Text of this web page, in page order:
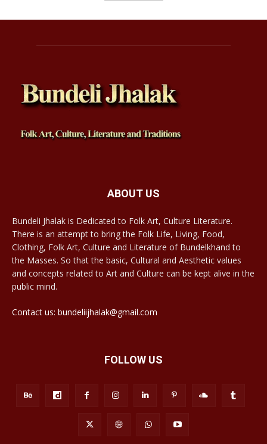
ABOUT US
Bundeli Jhalak is Dedicated to Folk Art, Culture Literature.
There is an attempt to bring the Folk Life, Living, Food,
Clothing, Folk Art, Culture and Literature of Bundelkhand to
the Masses. So that the basic, Cultural and Aesthetic values
and concepts related to Art and Culture can be kept alive in the
public mind.
Contact us: bundeliijhalak@gmail.com
FOLLOW US